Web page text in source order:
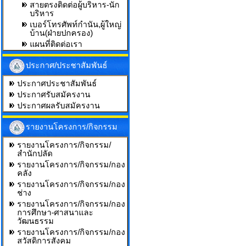
สายตรงติดต่อผู้บริหาร-นัก
บริหาร
เบอร์โทรศัพท์กำนัน,ผู้ใหญ่
บ้าน(ฝ่ายปกครอง)
แผนที่ติดต่อเรา
ประกาศ/ประชาสัมพันธ์
ประกาศประชาสัมพันธ์
ประกาศรับสมัครงาน
ประกาศผลรับสมัครงาน
รายงานโครงการ/กิจกรรม
รายงานโครงการ/กิจกรรม/
สำนักปลัด
รายงานโครงการ/กิจกรรม/กอง
คลัง
รายงานโครงการ/กิจกรรม/กอง
ช่าง
รายงานโครงการ/กิจกรรม/กอง
การศึกษา-ศาสนาและ
วัฒนธรรม
รายงานโครงการ/กิจกรรม/กอง
สวัสดิการสังคม